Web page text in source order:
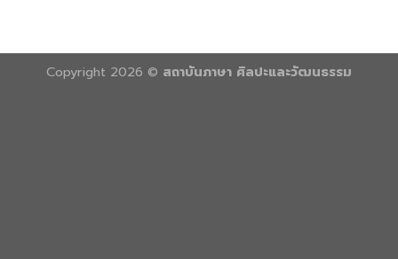
Copyright 2026 © สถาบันภาษา ศิลปะและวัฒนธรรม